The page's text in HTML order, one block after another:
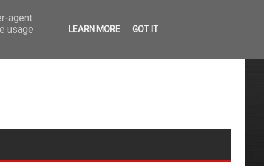
agent
usage
LEARN MORE GOT IT